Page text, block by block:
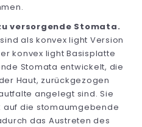
versorgende Stomata.
als konvex light Version
konvex light Basisplatte
Stomata entwickelt, die
Haut, zurückgezogen
angelegt sind. Sie
auf die stomaumgebende
das Austreten des